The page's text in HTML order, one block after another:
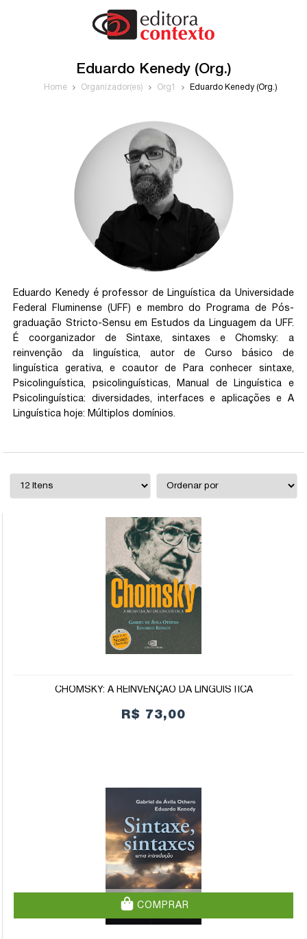
Eduardo Kenedy (Org.)
Home Organizador(es) Org1 Eduardo Kenedy (Org.)
Eduardo Kenedy é professor de Linguística da Universidade
Federal Fluminense (UFF) e membro do Programa de Pós-
graduação Stricto-Sensu em Estudos da Linguagem da UFF.
É coorganizador de Sintaxe, sintaxes e Chomsky: a
reinvenção da linguística, autor de Curso básico de
linguística gerativa, e coautor de Para conhecer sintaxe,
Psicolinguística, psicolinguísticas, Manual de Linguística e
Psicolinguística: diversidades, interfaces e aplicações e A
Linguística hoje: Múltiplos domínios.
CHOMSKY: A REINVENÇÃO DA LINGUÍSTICA
R$ 73,00
COMPRAR